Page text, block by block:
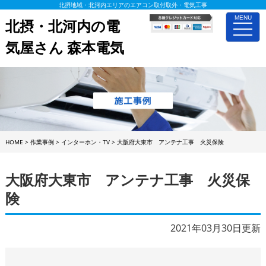
MENU
toggle
北摂地域・北河内エリアのエアコン取付取外・電気工事
北摂・北河内の電
気屋さん 森本電気
HOME > 作業事例> インターホン・TV> 大阪府大東市 アンテナ工事 火災保険
大阪府大東市 アンテナ工事 火災保
険
2021年03月30日更新